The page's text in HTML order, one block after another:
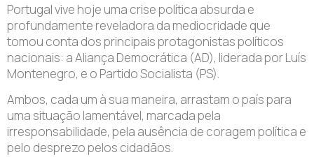
Portugal vive hoje uma crise política absurda e
profundamente reveladora da mediocridade que
tomou conta dos principais protagonistas políticos
nacionais: a Aliança Democrática (AD), liderada por Luís
Montenegro, e o Partido Socialista (PS).
Ambos, cada um à sua maneira, arrastam o país para
uma situação lamentável, marcada pela
irresponsabilidade, pela ausência de coragem política e
pelo desprezo pelos cidadãos.